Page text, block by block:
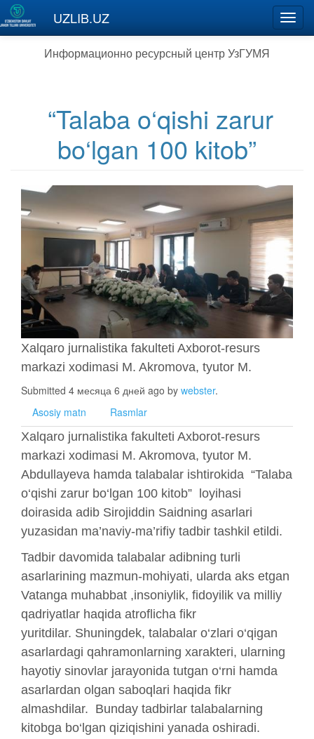
Перейти к основному содержанию
UZLIB.UZ
Информационно ресурсный центр УзГУМЯ
“Talaba o‘qishi zarur
bo‘lgan 100 kitob”
Xalqaro jurnalistika fakulteti Axborot-resurs
markazi xodimasi M. Akromova, tyutor M.
Submitted 4 месяца 6 дней ago by webster.
Asosiy matn
Rasmlar
Xalqaro jurnalistika fakulteti Axborot-resurs
markazi xodimasi M. Akromova, tyutor M.
Abdullayeva hamda talabalar ishtirokida “Talaba
o‘qishi zarur bo‘lgan 100 kitob” loyihasi
doirasida adib Sirojiddin Saidning asarlari
yuzasidan ma’naviy-ma’rifiy tadbir tashkil etildi.
Tadbir davomida talabalar adibning turli
asarlarining mazmun-mohiyati, ularda aks etgan
Vatanga muhabbat ,insoniylik, fidoyilik va milliy
qadriyatlar haqida atroflicha fikr
yuritdilar. Shuningdek, talabalar o‘zlari o‘qigan
asarlardagi qahramonlarning xarakteri, ularning
hayotiy sinovlar jarayonida tutgan o‘rni hamda
asarlardan olgan saboqlari haqida fikr
almashdilar. Bunday tadbirlar talabalarning
kitobga bo‘lgan qiziqishini yanada oshiradi.